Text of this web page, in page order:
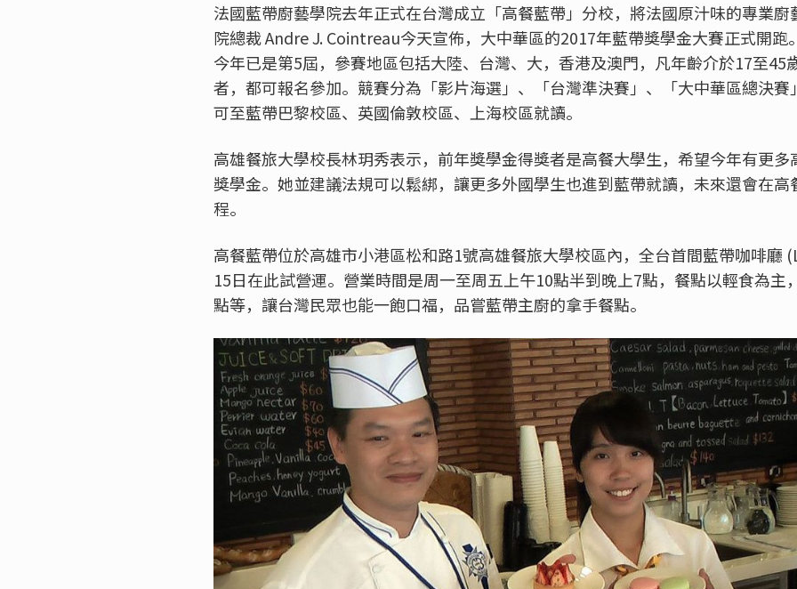
法國藍帶廚藝學院去年正式在台灣成立「高餐藍帶」分校，將法國原汁味的專業
院總裁Andre J. Cointreau今天宣佈，大中華區的2017年藍帶獎學金大賽正式開跑
今年已是第5屆，參賽地區包括大陸、台灣、大，香港及澳門，凡年齡介於17至45
者，都可報名參加。競賽分為「影片海選」、「台灣準決賽」、「大中華區總決
可至藍帶巴黎校區、英國倫敦校區、上海校區就讀。
高雄餐旅大學校長林玥秀表示，前年獎學金得獎者是高餐大學生，希望今年有更
獎學金。她並建議法規可以鬆綁，讓更多外國學生也進到藍帶就讀，未來還會在
程。
高餐藍帶位於高雄市小港區松和路1號高雄餐旅大學校區內，全台首間藍帶咖啡廳
15日在此試營運。營業時間是周一至周五上午10點半到晚上7點，餐點以輕食為主
點等，讓台灣民眾也能一飽口福，品嘗藍帶主廚的拿手餐點。